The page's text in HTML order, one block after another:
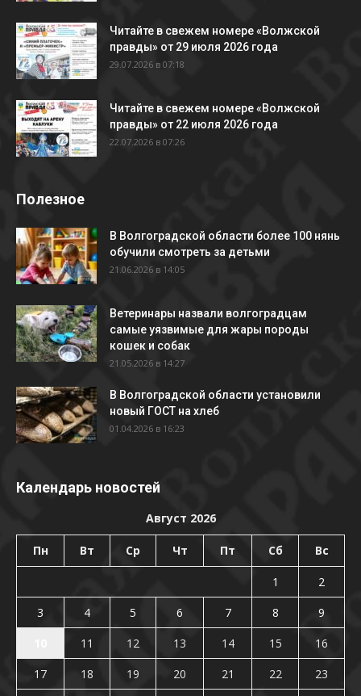
Читайте в свежем номере «Волжской
правды» от 29 июля 2026 года
29.07.2026 в 07:18
Читайте в свежем номере «Волжской
правды» от 22 июля 2026 года
22.07.2026 в 07:26
Полезное
В Волгоградской области более 100 нянь
обучили смотреть за детьми
21.06.2026 в 14:05
Ветеринары назвали волгоградцам
самые уязвимые для жары породы
кошек и собак
21.05.2026 в 14:27
В Волгоградской области установили
новый ГОСТ на хлеб
01.04.2026 в 16:23
Календарь новостей
Август 2026
Пн Вт Ср Чт Пт Сб Вс
1
2
3
4 5 6 7 8
9
11 12 13 14 15
16
17
18 19 20 21 22
23